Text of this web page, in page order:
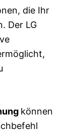
die Ihr
Der LG
können